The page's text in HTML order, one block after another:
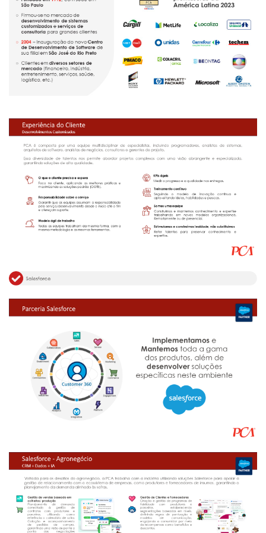
Mercado
Troca
Cadeira
Artigos
Agricultura
de
Precisão
Automação
Robótica
Conectividade
Análise
Commerce
Agricultura
Vertical
Software
Empresarial
Recursos
Hídricos
Membros
Liberali